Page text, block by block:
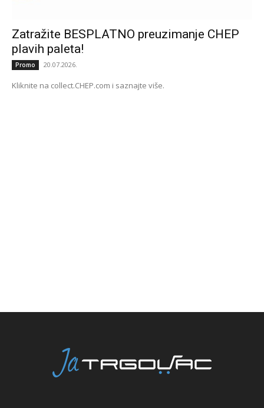
Zatražite BESPLATNO preuzimanje CHEP
plavih paleta!
Promo 20.07.2026.
Kliknite na collect.CHEP.com i saznajte više.